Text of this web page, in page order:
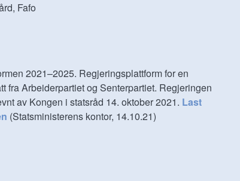
Fafo
2021–2025. Regjeringsplattform for en
fra Arbeiderpartiet og Senterpartiet. Regjeringen
av Kongen i statsråd 14. oktober 2021. Last
(Statsministerens kontor, 14.10.21)